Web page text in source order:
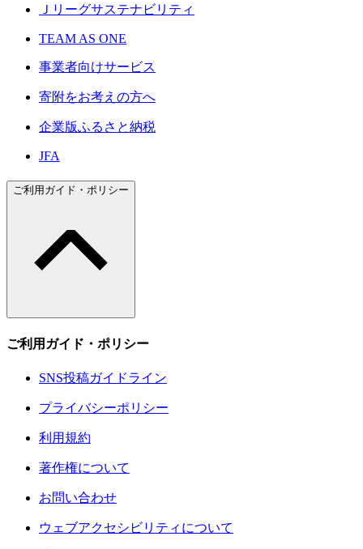
Ｊリーグサステナビリティ
TEAM AS ONE
事業者向けサービス
寄附をお考えの方へ
企業版ふるさと納税
JFA
ご利用ガイド・ポリシー
ご利用ガイド・ポリシー
SNS投稿ガイドライン
プライバシーポリシー
利用規約
著作権について
お問い合わせ
ウェブアクセシビリティについて